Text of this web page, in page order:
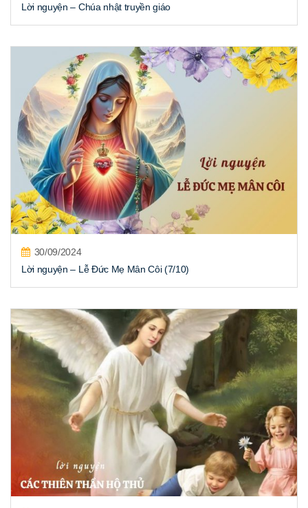
Lời nguyện – Chúa nhật truyền giáo
30/09/2024
Lời nguyện – Lễ Đức Mẹ Mân Côi (7/10)